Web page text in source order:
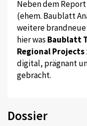
Neben dem Report
(ehem. Baublatt
weitere brandneue
hier was Baublatt
Regional Projects
digital, prägnant
gebracht.
Dossier